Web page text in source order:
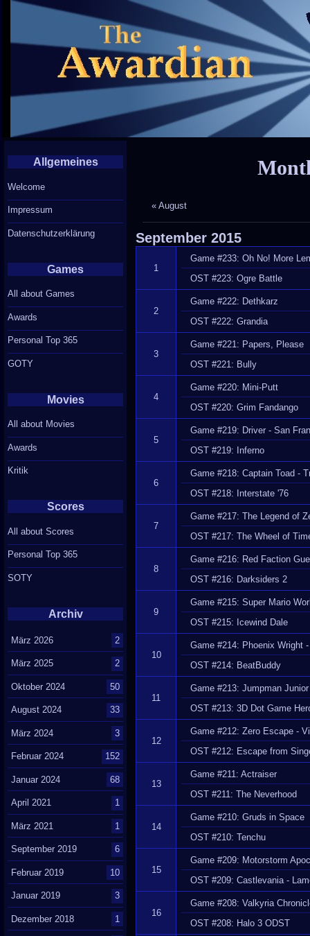
« August
September2015
1
Game #233: Oh No! More
OST #223: Ogre Battle
2
Game #222: Dethkarz
OST #222: Grandia
3
Game #221: Papers, Please
OST #221: Bully
4
Game #220: Mini-Putt
OST #220: Grim Fandango
5
Game #219: Driver - San
OST #219: Inferno
6
Game #218: Captain Toad -
OST #218: Interstate '76
7
Game #217: The Legend of
OST #217: The Wheel of
8
Game #216: Red Faction
OST #216: Darksiders 2
9
Game #215: Super Mario
OST #215: Icewind Dale
10
Game #214: Phoenix Wright
OST #214: BeatBuddy
11
Game #213: Jumpman Junior
OST #213: 3D Dot Game
12
Game #212: Zero Escape -
OST #212: Escape from
13
Game #211: Actraiser
OST #211: The Neverhood
14
Game #210: Gruds in Space
OST #210: Tenchu
15
Game #209: Motorstorm
OST #209: Castlevania -
16
Game #208: Valkyria
OST #208: Halo 3 ODST
Allgemeines
Welcome
Impressum
Datenschutzerklärung
Games
All about Games
Awards
Personal Top 365
GOTY
Movies
All about Movies
Awards
Kritik
Scores
All about Scores
Personal Top 365
SOTY
Archiv
März 2026 2
März 2025 2
Oktober 2024 50
August 2024 33
März 2024 3
Februar 2024 152
Januar 2024 68
April 2021 1
März 2021 1
September 2019 6
Februar 2019 10
Januar 2019 3
Dezember 2018 1